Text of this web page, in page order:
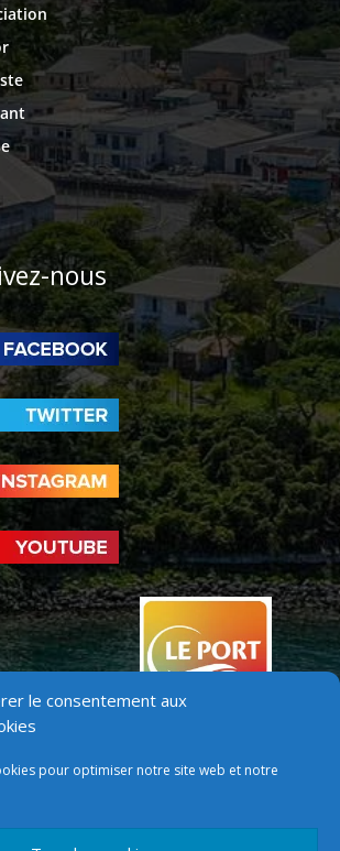
le consentement aux
pour optimiser notre site web et notre
nous